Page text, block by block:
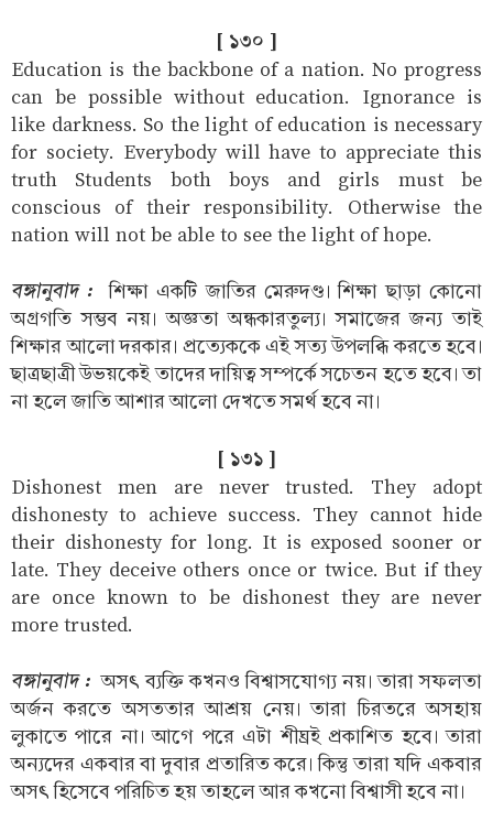
[ ১৩০ ]
Education is the backbone of a nation. No progress
can be possible without education. Ignorance is
like darkness. So the light of education is necessary
for society. Everybody will have to appreciate this
truth Students both boys and girls must be
conscious of their responsibility. Otherwise the
nation will not be able to see the light of hope.
বঙ্গানুবাদ : শিক্ষা একটি জাতির মেরুদণ্ড। শিক্ষা ছাড়া কোনো
অগ্রগতি সম্ভব নয়। অজ্ঞতা অন্ধকারতুল্য। সমাজের জন্য তাই
শিক্ষার আলো দরকার। প্রত্যেককে এই সত্য উপলব্ধি করতে হবে।
ছাত্রছাত্রী উভয়কেই তাদের দায়িত্ব সম্পর্কে সচেতন হতে হবে। তা
না হলে জাতি আশার আলো দেখতে সমর্থ হবে না।
[ ১৩১ ]
Dishonest men are never trusted. They adopt
dishonesty to achieve success. They cannot hide
their dishonesty for long. It is exposed sooner or
late. They deceive others once or twice. But if they
are once known to be dishonest they are never
more trusted.
বঙ্গানুবাদ : অসৎ ব্যক্তি কখনও বিশ্বাসযোগ্য নয়। তারা সফলতা
অর্জন করতে অসততার আশ্রয় নেয়। তারা চিরতরে অসহায়
লুকাতে পারে না। আগে পরে এটা শীঘ্রই প্রকাশিত হবে। তারা
অন্যদের একবার বা দুবার প্রতারিত করে। কিন্তু তারা যদি একবার
অসৎ হিসেবে পরিচিত হয় তাহলে আর কখনো বিশ্বাসী হবে না।